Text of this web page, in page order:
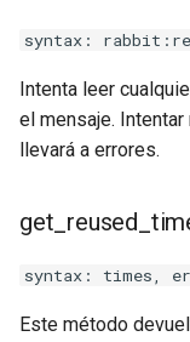
srcache
statsd
syntax:
Intenta leer
el mensaje.
llevará a errores.
syntax: times,
Este método